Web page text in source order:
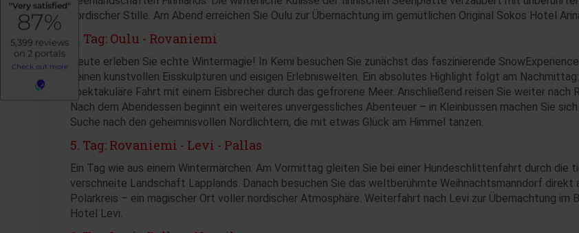
nordischer Stille. Am Abend erreichen Sie Oulu zur Übernachtung im gemütlichen Original Sokos Hotel
4. Tag: Oulu - Rovaniemi
Heute erleben Sie echte Wintermagie! In Kemi besuchen Sie zunächst das faszinierende
seinen kunstvollen Eisskulpturen und eisigen Erlebniswelten. Ein absolutes Highlight folgt am
spektakuläre Fahrt mit einem Eisbrecher durch das gefrorene Meer. Anschließend reisen Sie weiter nach
Nach dem Abendessen beginnt ein weiteres unvergessliches Abenteuer – in Kleinbussen machen Sie
Suche nach den geheimnisvollen Nordlichtern, die mit etwas Glück am Himmel tanzen.
5. Tag: Rovaniemi - Levi - Pallas
Ein Tag wie aus einem Wintermärchen: Am Vormittag gleiten Sie bei einer Hundeschlittenfahrt durch die
verschneite Landschaft Lapplands. Danach besuchen Sie das weltberühmte Weihnachtsmanndorf direkt
Polarkreis – ein magischer Ort voller nordischer Atmosphäre. Weiterfahrt nach Levi zur Übernachtung im
Hotel Levi.